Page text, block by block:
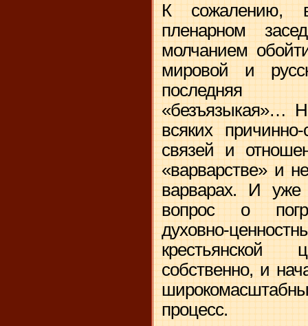
К сожалению,
пленарном
молчанием
мировой и
последняя
«безъязыкая»…
всяких
связей и
«варварстве» и
варварах. И
вопрос о
духовно-
собственно, и
процесс.